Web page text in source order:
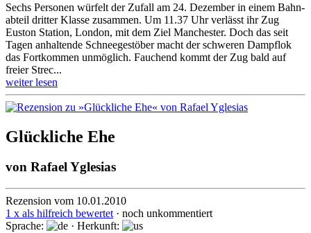
Sechs Personen würfelt der Zufall am 24. Dezember in einem Bahn­
abteil dritter Klasse zu­sam­men. Um 11.37 Uhr ver­lässt ihr Zug
Euston Station, London, mit dem Ziel Man­ches­ter. Doch das seit
Tagen an­hal­ten­de Schnee­ge­stöber macht der schweren Dampf­lok
das Fort­kom­men unmöglich. Fauchend kommt der Zug bald auf
freier Strec...
weiter lesen
Glückliche Ehe
von Rafael Yglesias
Rezension vom 10.01.2010
1 x als hilfreich bewertet · noch unkommentiert
Sprache:
· Herkunft: